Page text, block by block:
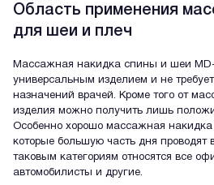
Область применения
для шеи и плеч
Массажная накидка спины и шеи MD-
универсальным изделием и не
назначений врачей. Кроме того от
изделия можно получить лишь
Особенно хорошо массажная
которые большую часть дня проводят
таковым категориям относятся все
автомобилисты и другие.